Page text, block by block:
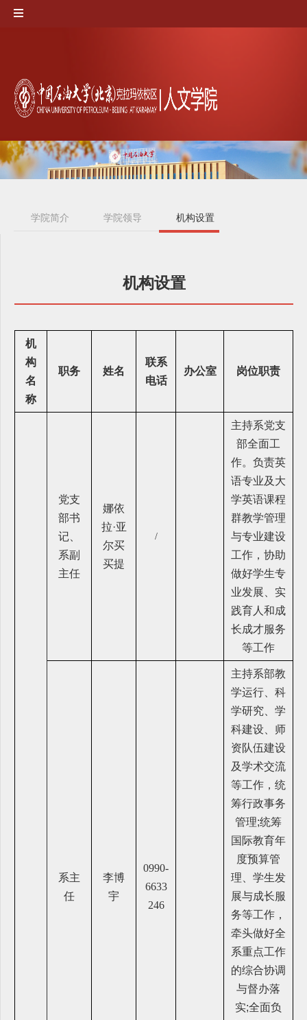
学院简介 学院领导 机构设置
机构设置
机
构
名
称
职务 姓名
联系
电话
办公室 岗位职责
党支
部书
记、
系副
主任
娜依
拉·亚
尔买
买提
/
主持系党支
部全面工
作。负责英
语专业及大
学英语课程
群教学管理
与专业建设
工作，协助
做好学生专
业发展、实
践育人和成
长成才服务
等工作
系主
任
李博
宇
0990-
6633
246
主持系部教
学运行、科
学研究、学
科建设、师
资队伍建设
及学术交流
等工作，统
筹行政事务
管理;统筹
国际教育年
度预算管
理、学生发
展与成长服
务等工作，
牵头做好全
系重点工作
的综合协调
与督办落
实;全面负